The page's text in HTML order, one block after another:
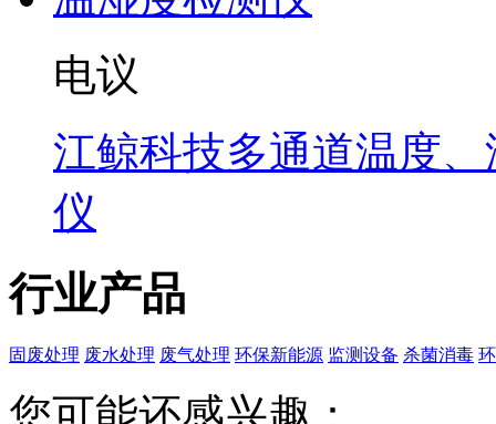
电议
江鲸科技多通道温度
仪
行业产品
固废处理 废水处理 废气处理 环保新能源 监测设备 杀菌消毒